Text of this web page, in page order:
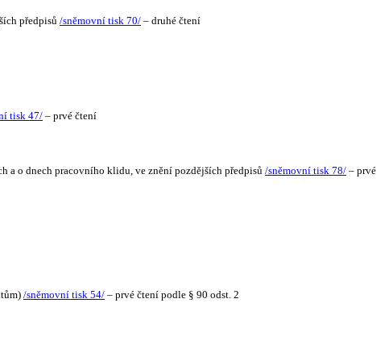
předpisů /sněmovní tisk 70/ – druhé čtení
tisk 47/ – prvé čtení
a o dnech pracovního klidu, ve znění pozdějších předpisů /sněmovní tisk 78/ – prvé
/sněmovní tisk 54/ – prvé čtení podle § 90 odst. 2